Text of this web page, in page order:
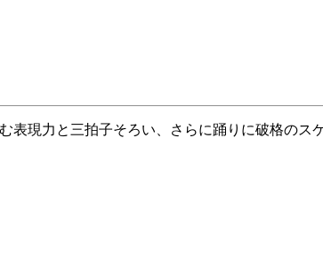
現力と三拍子そろい、さらに踊りに破格のス